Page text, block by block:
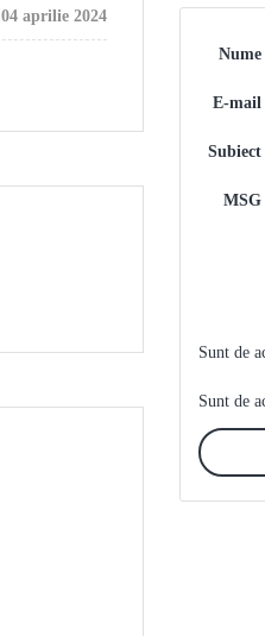
04 aprilie 2024
Nume
E-mail
Subiect
MSG
Sunt de
Sunt de